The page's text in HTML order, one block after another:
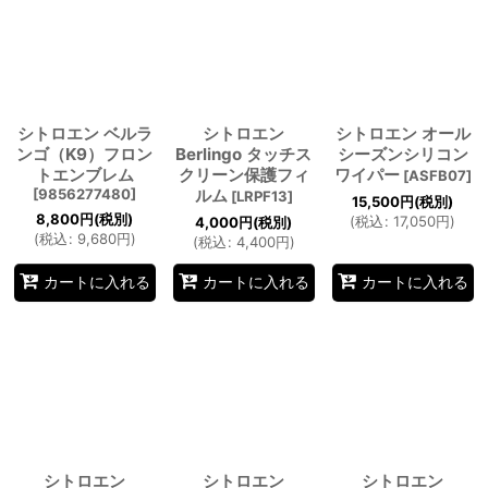
シトロエン ベルラ
ンゴ（K9）フロン
トエンブレム
[9856277480]
8,800円(税別)
(税込: 9,680円)
カートに入れる
シトロエン
Berlingo タッチス
クリーン保護フィ
ルム [LRPF13]
4,000円(税別)
(税込: 4,400円)
カートに入れる
シトロエン オール
シーズンシリコン
ワイパー [ASFB07]
15,500円(税別)
(税込: 17,050円)
カートに入れる
シトロエン
シトロエン
シトロエン